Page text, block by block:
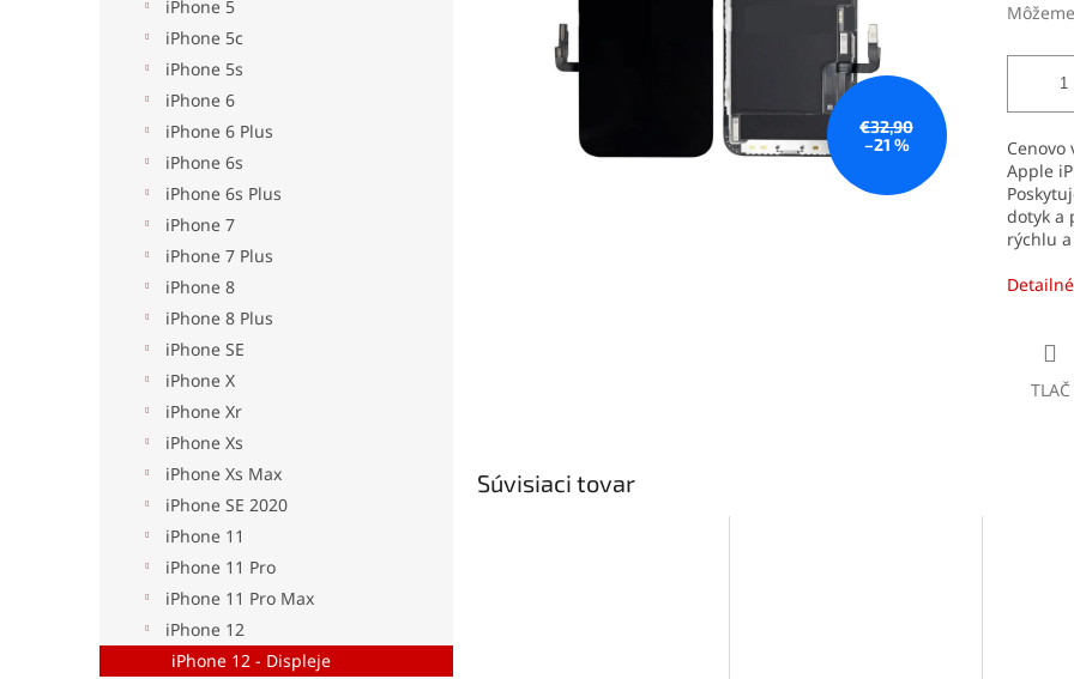
iPhone 5
iPhone 5c
iPhone 5s
iPhone 6
iPhone 6 Plus
iPhone 6s
iPhone 6s Plus
iPhone 7
iPhone 7 Plus
iPhone 8
iPhone 8 Plus
iPhone SE
iPhone X
iPhone Xr
iPhone Xs
iPhone Xs Max
iPhone SE 2020
iPhone 11
iPhone 11 Pro
iPhone 11 Pro Max
iPhone 12
iPhone 12 - Displeje
€32,90
–21 %
Apple
dotyk a
rýchlu
TLAČ
Súvisiaci tovar